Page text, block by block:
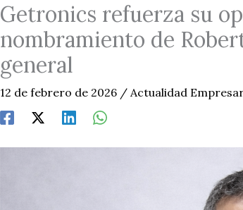
Getronics refuerza su
nombramiento de
general
12 de febrero de 2026 / Actualidad